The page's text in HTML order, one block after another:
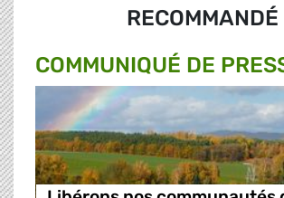
RECOMMANDÉ
COMMUNIQUÉ DE